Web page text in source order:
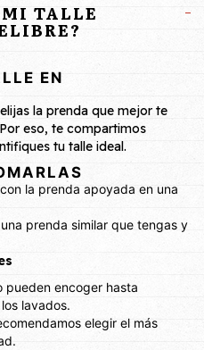
TALLE
EN
la prenda que mejor te
eso, te compartimos
tu talle ideal.
la prenda apoyada en una
prenda similar que tengas y
pueden encoger hasta
lavados.
elegir el más